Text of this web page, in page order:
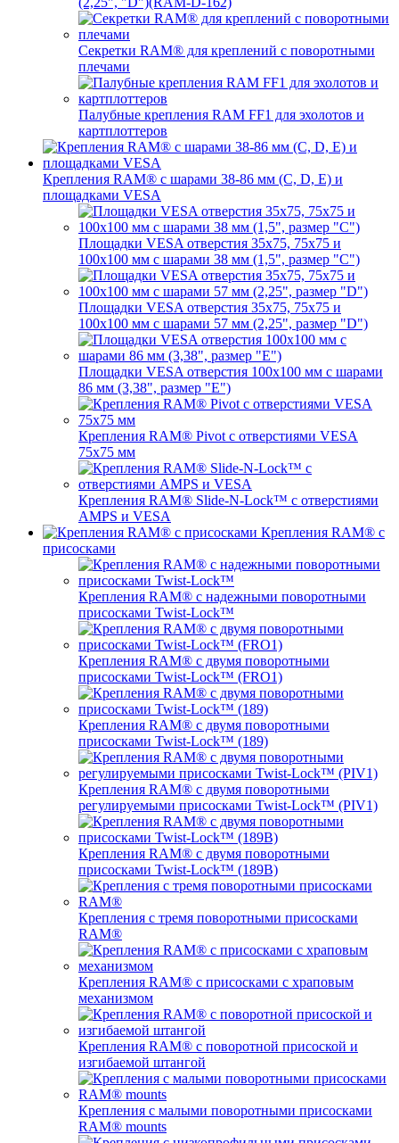
Секретки RAM® для креплений с поворотными
плечами
Палубные крепления RAM FF1 для эхолотов и
картплоттеров
Крепления RAM® с шарами 38-86 мм (C, D, E) и
площадками VESA
Площадки VESA отверстия 35x75, 75x75 и
100x100 мм с шарами 38 мм (1,5", размер "C")
Площадки VESA отверстия 35х75, 75x75 и
100x100 мм с шарами 57 мм (2,25", размер "D")
Площадки VESA отверстия 100x100 мм с шарами
86 мм (3,38", размер "E")
Крепления RAM® Pivot с отверстиями VESA
75x75 мм
Крепления RAM® Slide-N-Lock™ с отверстиями
AMPS и VESA
Крепления RAM® с
присосками
Крепления RAM® с надежными поворотными
присосками Twist-Lock™
Крепления RAM® с двумя поворотными
присосками Twist-Lock™ (FRO1)
Крепления RAM® с двумя поворотными
присосками Twist-Lock™ (189)
Крепления RAM® с двумя поворотными
регулируемыми присосками Twist-Lock™ (PIV1)
Крепления RAM® с двумя поворотными
присосками Twist-Lock™ (189B)
Крепления с тремя поворотными присосками
RAM®
Крепления RAM® с присосками с храповым
механизмом
Крепления RAM® с поворотной присоской и
изгибаемой штангой
Крепления с малыми поворотными присосками
RAM® mounts